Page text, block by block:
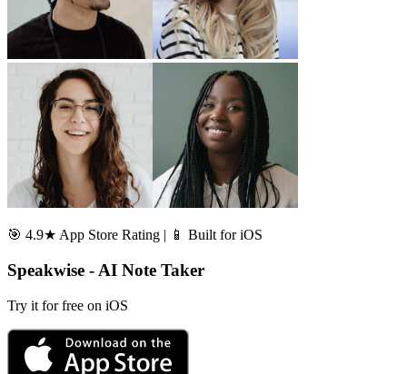
🎯 4.9★ App Store Rating | 📱 Built for iOS
Speakwise - AI Note Taker
Try it for free on iOS